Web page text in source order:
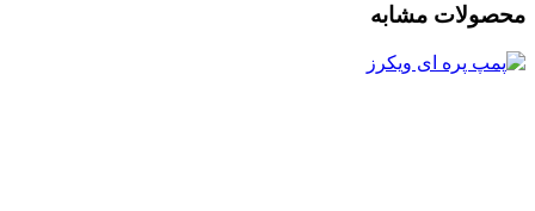
محصولات مشابه